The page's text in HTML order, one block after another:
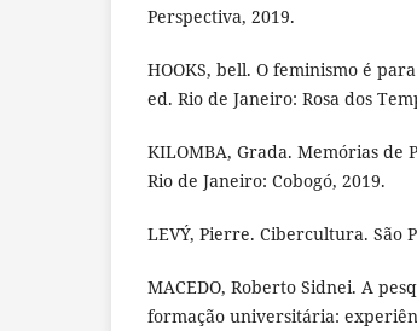
Perspectiva, 2019.
HOOKS, bell. O feminismo é
ed. Rio de Janeiro: Rosa dos
KILOMBA, Grada. Memórias de
Rio de Janeiro: Cobogó, 2019.
LEVÝ, Pierre. Cibercultura. São
MACEDO, Roberto Sidnei. A
formação universitária: